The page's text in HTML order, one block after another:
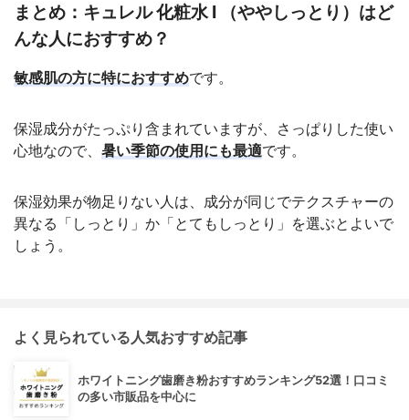
まとめ：キュレル 化粧水 I （ややしっとり）はど
んな人におすすめ？
敏感肌の方に特におすすめです。
保湿成分がたっぷり含まれていますが、さっぱりした使い
心地なので、 暑い季節の使用にも最適です。
保湿効果が物足りない人は、成分が同じでテクスチャーの
異なる「しっとり」か「とてもしっとり」を選ぶとよいで
しょう。
よく見られている人気おすすめ記事
ホワイトニング歯磨き粉おすすめランキング52選！口コミ
の多い市販品を中心に